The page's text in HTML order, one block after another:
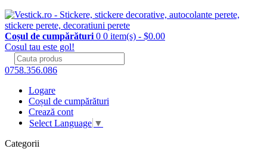
Coșul de cumpărături 0 0 item(s) - $0.00
Cosul tau este gol!
0758.356.086
Logare
Coșul de cumpărături
Crează cont
Select Language ▼
Categorii